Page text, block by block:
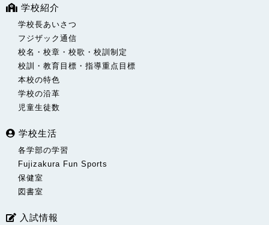
学校紹介
学校長あいさつ
フジザック通信
校名・校章・校歌・校訓制定
校訓・教育目標・指導重点目標
本校の特色
学校の沿革
児童生徒数
学校生活
各学部の学習
Fujizakura Fun Sports
保健室
図書室
入試情報